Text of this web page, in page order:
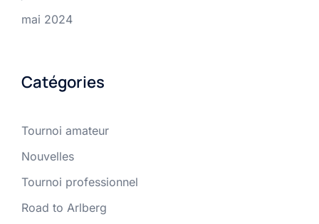
mai 2024
Catégories
Tournoi amateur
Nouvelles
Tournoi professionnel
Road to Arlberg